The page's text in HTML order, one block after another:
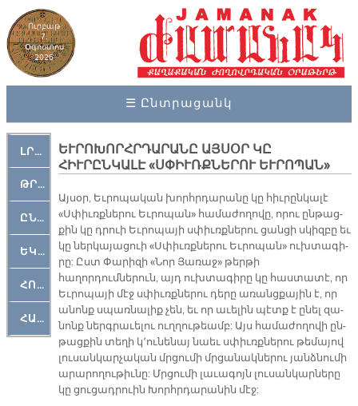
Ուրբաթ
7,
Օգոստոս
2026
☰ Ընտրացանկ
ԼՐԱՀՈՍ
ԹՐՔԱՀԱՅ ԿԵԱՆՔ
ԸՆԿԵՐԱՄՇԱԿՈՒԹԱՅԻՆ
ԵԿԵՂԵՑԱԿԱՆ
ՀՈԳԵՄՏԱՒՈՐ
ՀԱՐԹԱԿ
ԵՒՐՈԽՈՐՀՐԴԱՐԱՆԸ ԱՅՍՕՐ ԿԸ
ՀԻՒՐԸՆԿԱԼԷ «ՍՓԻՒՌՔՆԵՐՈՒ ԵՒՐՈՊԱՆ»
Այսօր, Եւ­րո­պա­կան խոր­հրդա­րա­նը կը հիւ­րըն­կա­լէ
«Սփիւռք­նե­րու Եւ­րո­պան» հա­մա­ժո­ղո­վը, ո­րու ըն­թաց­
քին կը դրուի Եւ­րո­պա­յի սփիւռք­նե­րու ցան­ցի սկիզ­բը եւ
կը ներ­կա­յա­ցուի «Սփիւռք­նե­րու Եւ­րո­պան» ուխ­տա­գի­
րը: Ըստ Փարիզի «Նոր Յառաջ» թերթի
հաղորդումներուն, այդ ուխ­տա­գի­րը կը հաս­տա­տէ, որ
Եւ­րո­պա­յի մէջ սփիւռք­նե­րու դե­րը ա­ռանց­քա­յին է, որ
ա­նոնք սպառ­նա­լիք չեն, եւ որ ա­ւե­լին պէտք է ը­նել զա­
նոնք ներգ­րա­ւե­լու ուղ­ղու­թեամբ: Այս հա­մա­ժո­ղո­վի ըն­
թաց­քին տե­ղի կ՚ու­նե­նայ նաեւ սփիւռք­նե­րու թե­մա­յով
լու­սան­կար­չա­կան մրցու­մի մրցա­նակ­նե­րու յանձ­նու­մի
ա­րա­րո­ղու­թիւ­նը: Մրցու­մի լա­ւա­գոյն լու­սան­կար­նե­րը
կը ցու­ցադ­րուին Խորհր­դա­րա­նին մէջ: